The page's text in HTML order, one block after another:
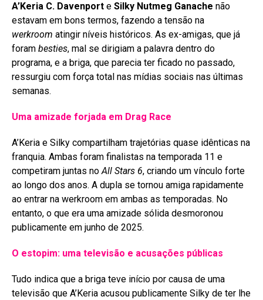
A’Keria C. Davenport e Silky Nutmeg Ganache não
estavam em bons termos, fazendo a tensão na
werkroom atingir níveis históricos. As ex-amigas, que já
foram besties, mal se dirigiam a palavra dentro do
programa, e a briga, que parecia ter ficado no passado,
ressurgiu com força total nas mídias sociais nas últimas
semanas.
Uma amizade forjada em Drag Race
A’Keria e Silky compartilham trajetórias quase idênticas na
franquia. Ambas foram finalistas na temporada 11 e
competiram juntas noAll Stars 6, criando um vínculo forte
ao longo dos anos. A dupla se tornou amiga rapidamente
ao entrar na werkroom em ambas as temporadas. No
entanto, o que era uma amizade sólida desmoronou
publicamente em junho de 2025.
O estopim: uma televisão e acusações públicas
Tudo indica que a briga teve início por causa de uma
televisão que A’Keria acusou publicamente Silky de ter lhe